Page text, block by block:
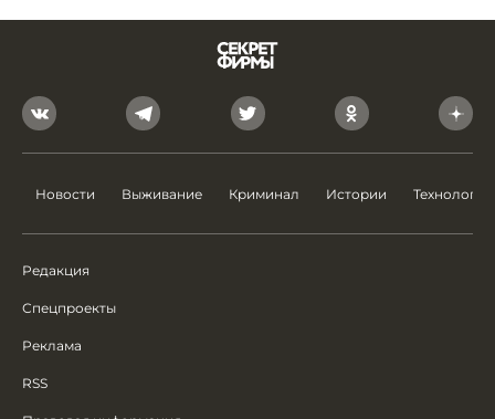
Новости Выживание Криминал Истории Технологии
Редакция
Спецпроекты
Реклама
RSS